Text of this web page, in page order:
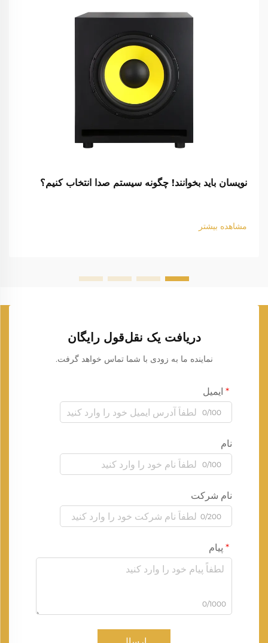
نویسان باید بخوانند! چگونه سیستم صدا انتخاب کنیم؟
مشاهده بیشتر
دریافت یک نقل‌قول رایگان
نماینده ما به زودی با شما تماس خواهد گرفت.
ایمیل
0/100
نام
0/100
نام شرکت
0/200
پیام
0/1000